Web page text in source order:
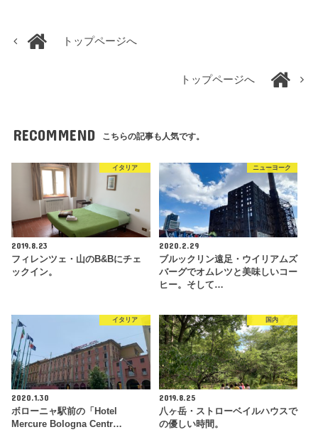
トップページへ
トップページへ
RECOMMEND こちらの記事も人気です。
イタリア
2019.8.23
フィレンツェ・山のB&Bにチェ
ックイン。
ニューヨーク
2020.2.29
ブルックリン遠足・ウイリアムズ
バーグでオムレツと美味しいコー
ヒー。そして…
イタリア
2020.1.30
ボローニャ駅前の「Hotel
Mercure Bologna Centr…
国内
2019.8.25
八ヶ岳・ストローベイルハウスで
の優しい時間。